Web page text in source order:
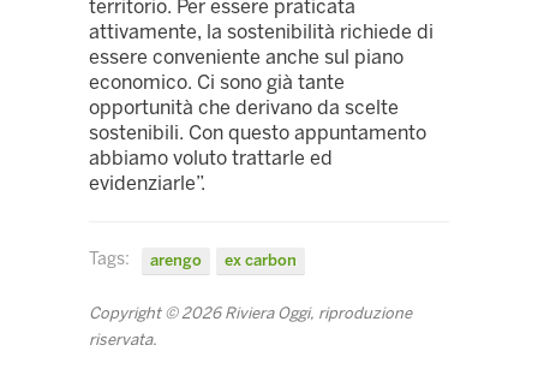
territorio. Per essere praticata
attivamente, la sostenibilità richiede di
essere conveniente anche sul piano
economico. Ci sono già tante
opportunità che derivano da scelte
sostenibili. Con questo appuntamento
abbiamo voluto trattarle ed
evidenziarle”.
Tags: arengo ex carbon
Copyright © 2026 Riviera Oggi, riproduzione
riservata.